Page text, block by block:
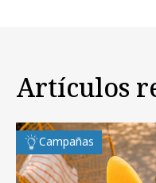
Artículos
Campañas